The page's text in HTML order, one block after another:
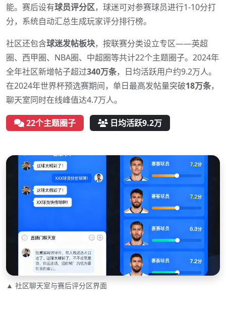
能。赛后设有球员评分区，球迷可对参赛球员进行1-10分打
分，系统自动汇总生成玩家评分排行榜。
社区还包含球迷发帖板块，按联赛分类设立专区——英超
圈、西甲圈、NBA圈、中超圈等共计22个主题圈子。2024年
全年社区新增帖子超过340万条，日均活跃用户约9.2万人。
在2024年世界杯预选赛期间，单日最高发帖量突破18万条，
聊天室同时在线峰值达4.7万人。
22个主题圈子 日均活跃9.2万
▲ 社区聊天室与赛后评分区界面